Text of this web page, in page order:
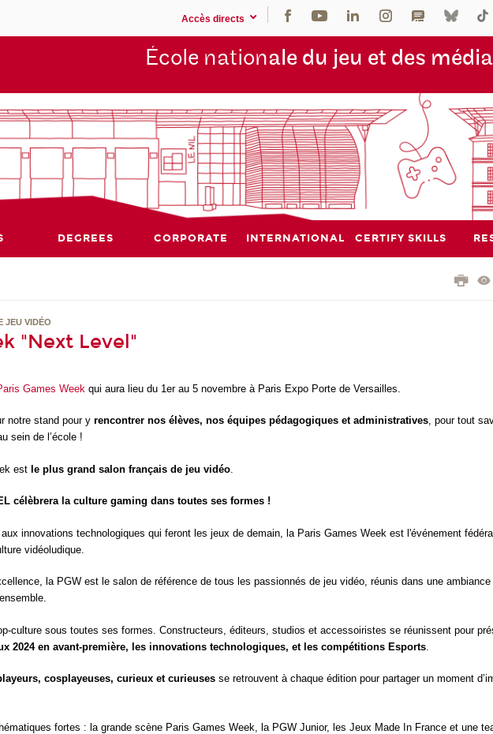
Accès directs
École nationale du jeu et des
DEGREES CORPORATE INTERNATIONAL CERTIFY SKILLS
JEU VIDÉO
"Next Level"
Games Week qui aura lieu du 1erau 5 novembre à Paris Expo Porte de Versailles.
notre stand pour yrencontrer nos élèves, nos équipes pédagogiques et administratives, pour tout
sein de l’école !
est le plus grand salon français de jeu vidéo
célèbrera la culture gaming dans toutes ses formes !
innovations technologiques qui feront les jeux de demain, la Paris Games Week est l'événement
vidéoludique.
la PGW est le salon de référence de tous les passionnés de jeu vidéo, réunis dans une ambiance
culture sous toutes ses formes. Constructeurs, éditeurs, studios et accessoiristes se réunissent pour
2024 en avant-première, les innovations technologiques, et les compétitions Esports
cosplayeuses, curieux et curieuses se retrouvent à chaque édition pour partager un moment
fortes : la grande scène Paris Games Week, la PGW Junior, les Jeux Made In France et une